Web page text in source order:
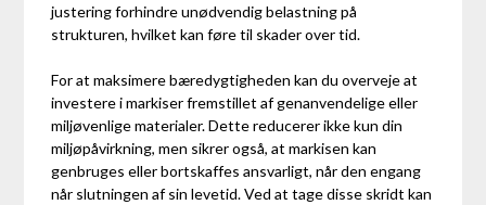
justering forhindre unødvendig belastning på
strukturen, hvilket kan føre til skader over tid.
For at maksimere bæredygtigheden kan du overveje at
investere i markiser fremstillet af genanvendelige eller
miljøvenlige materialer. Dette reducerer ikke kun din
miljøpåvirkning, men sikrer også, at markisen kan
genbruges eller bortskaffes ansvarligt, når den engang
når slutningen af sin levetid. Ved at tage disse skridt kan